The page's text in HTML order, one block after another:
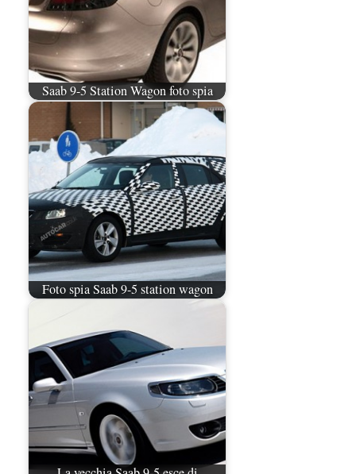
Saab 9-5 Station Wagon foto spia
Foto spia Saab 9-5 station wagon